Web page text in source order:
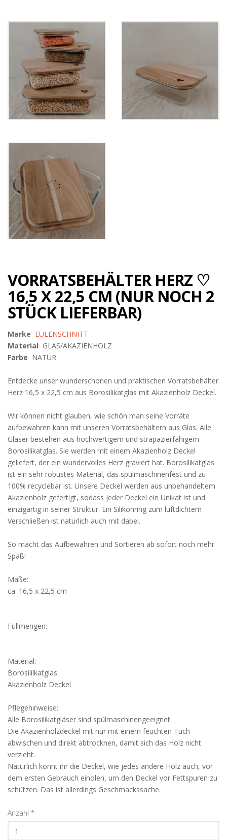
VORRATSBEHÄLTER HERZ ♡
16,5 X 22,5 CM (NUR NOCH 2
STÜCK LIEFERBAR)
Marke EULENSCHNITT
Material GLAS/AKAZIENHOLZ
Farbe NATUR
Entdecke unser wunderschönen und praktischen Vorratsbehälter
Herz 16,5 x 22,5 cm aus Borosilikatglas mit Akazienholz Deckel.
Wir können nicht glauben, wie schön man seine Vorräte
aufbewahren kann mit unseren Vorratsbehältern aus Glas. Alle
Gläser bestehen aus hochwertigem und strapazierfähigem
Borosilikatglas. Sie werden mit einem Akazienholz Deckel
geliefert, der ein wundervolles Herz graviert hat. Borosilikatglas
ist ein sehr robustes Material, das spülmaschinenfest und zu
100% recyclebar ist. Unsere Deckel werden aus unbehandeltem
Akazienholz gefertigt, sodass jeder Deckel ein Unikat ist und
einzigartig in seiner Struktur. Ein Silikonring zum luftdichtem
Verschließen ist natürlich auch mit dabei.
So macht das Aufbewahren und Sortieren ab sofort noch mehr
Spaß!
Maße:
ca. 16,5 x 22,5 cm
Füllmengen:
Material:
Borosililkatglas
Akazienholz Deckel
Pflegehinweise:
Alle Borosilikatgläser sind spülmaschinengeeignet
Die Akazienholzdeckel mit nur mit einem feuchten Tuch
abwischen und direkt abtrocknen, damit sich das Holz nicht
verzieht.
Natürlich könnt ihr die Deckel, wie jedes andere Holz auch, vor
dem ersten Gebrauch einölen, um den Deckel vor Fettspuren zu
schützen. Das ist allerdings Geschmackssache.
Anzahl *